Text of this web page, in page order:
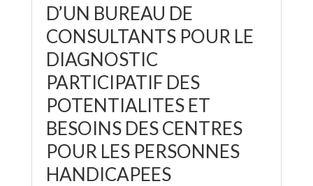
D’UN BUREAU DE
CONSULTANTS POUR LE
DIAGNOSTIC
PARTICIPATIF DES
POTENTIALITES ET
BESOINS DES CENTRES
POUR LES PERSONNES
HANDICAPEES